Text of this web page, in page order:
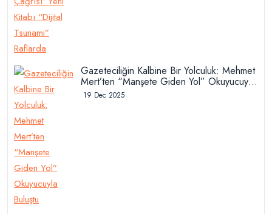
Gazeteciliğin Kalbine Bir Yolculuk: Mehmet
Mert’ten “Manşete Giden Yol” Okuyucuyla
Buluştu
19 Dec 2025